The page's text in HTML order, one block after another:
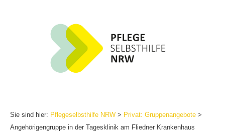
Sie sind hier: Pflegeselbsthilfe NRW > Privat: Gruppenangebote >
Angehörigengruppe in der Tagesklinik am Fliedner Krankenhaus